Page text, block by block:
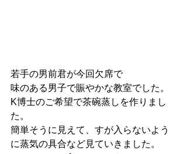
若手の男前君が今回欠席で
味のある男子で賑やかな教室でした。
K博士のご希望で茶碗蒸しを作りまし
た。
簡単そうに見えて、すが入らないよう
に蒸気の具合など見ていきました。